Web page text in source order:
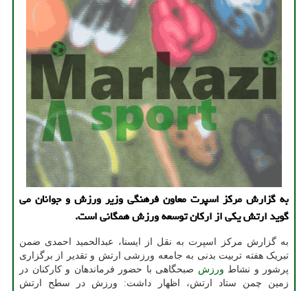
به گزارش مركز اسپرت معاون فرهنگی وزیر ورزش و جوانان می
گوید ارتش یكی از اركان توسعه ورزش همگانی است.
به گزارش مرکز اسپرت به نقل از ایسنا، عبدالحمید احمدی ضمن
تبریک هفته تربیت بدنی به جامعه ورزشی ارتش و تقدیر از برگزاری
پرشور و نشاط ورزش صبحگاهی با حضور فرماندهان و کارکنان در
زمین چمن ستاد ارتش، اظهار داشت: ورزش در سطح ارتش